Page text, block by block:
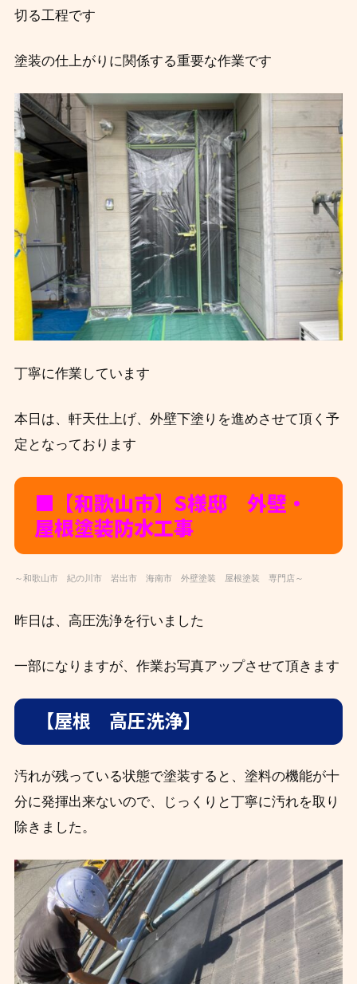
切る工程です
塗装の仕上がりに関係する重要な作業です
丁寧に作業しています
本日は、軒天仕上げ、外壁下塗りを進めさせて頂く予
定となっております
■【和歌山市】S様邸 外壁・
屋根塗装防水工事
～和歌山市 紀の川市 岩出市 海南市 外壁塗装 屋根塗装 専門店～
昨日は、高圧洗浄を行いました
一部になりますが、作業お写真アップさせて頂きます
【屋根 高圧洗浄】
汚れが残っている状態で塗装すると、塗料の機能が十
分に発揮出来ないので、じっくりと丁寧に汚れを取り
除きました。